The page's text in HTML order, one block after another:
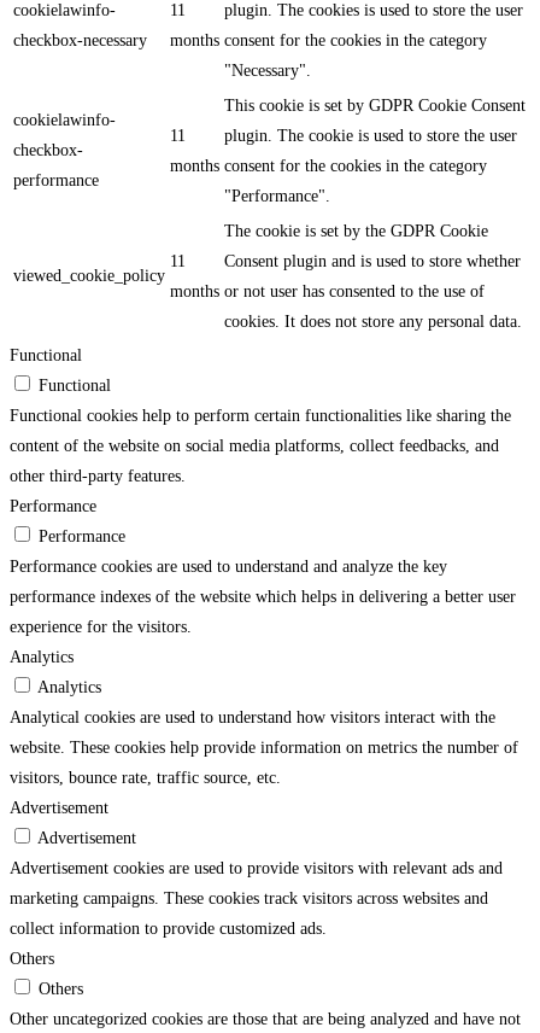
cookielawinfo-
checkbox-necessary
11
months
plugin. The cookies is used to store the user
consent for the cookies in the category
"Necessary".
cookielawinfo-
checkbox-
performance
11
months
This cookie is set by GDPR Cookie Consent
plugin. The cookie is used to store the user
consent for the cookies in the category
"Performance".
viewed_cookie_policy
11
months
The cookie is set by the GDPR Cookie
Consent plugin and is used to store whether
or not user has consented to the use of
cookies. It does not store any personal data.
Functional
Functional
Functional cookies help to perform certain functionalities like sharing the
content of the website on social media platforms, collect feedbacks, and
other third-party features.
Performance
Performance
Performance cookies are used to understand and analyze the key
performance indexes of the website which helps in delivering a better user
experience for the visitors.
Analytics
Analytics
Analytical cookies are used to understand how visitors interact with the
website. These cookies help provide information on metrics the number of
visitors, bounce rate, traffic source, etc.
Advertisement
Advertisement
Advertisement cookies are used to provide visitors with relevant ads and
marketing campaigns. These cookies track visitors across websites and
collect information to provide customized ads.
Others
Others
Other uncategorized cookies are those that are being analyzed and have not